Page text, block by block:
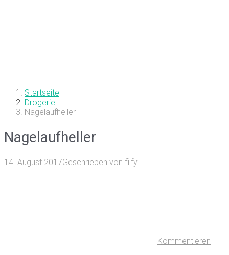
Startseite
Drogerie
Nagelaufheller
Nagelaufheller
14. August 2017Geschrieben von fiify
Kommentieren